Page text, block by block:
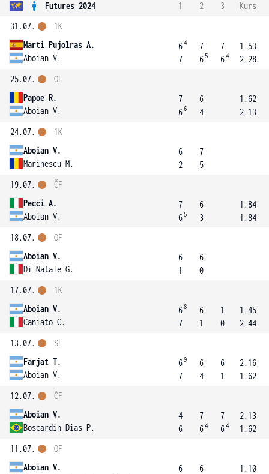
Futures 2024 1 2 3
Kurs
31.07.
Marti Pujolras A.
Aboian V.
1K
64
7
7
6 5
7
64
1.53
2.28
25.07.
Papoe R.
Aboian V.
OF
7
66
6
4
1.62
2.13
24.07.
Aboian V.
Marinescu M.
1K
6
2
7
5
19.07.
Pecci A.
Aboian V.
ČF
7
6 5
6
3
1.84
1.84
18.07.
Aboian V.
Di Natale G.
OF
6
1
6
0
17.07.
Aboian V.
Caniato C.
1K
68
7
6
1
1
0
1.45
2.44
13.07.
Farjat T.
Aboian V.
SF
69
7
6
4
6
1
2.16
1.62
12.07.
Aboian V.
Boscardin Dias P.
ČF
4
6
7
64
7
64
2.13
1.62
11.07.
Aboian V.
OF
6
6
1.10